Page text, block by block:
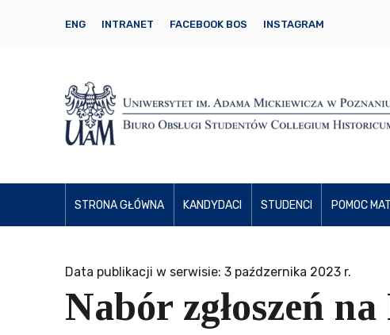
ENG INTRANET FACEBOOK BOS INSTAGRAM
STRONA GŁÓWNA KANDYDACI STUDENCI POMOC
Data publikacji w serwisie: 3 paźdzernika 2023 r.
Nabór zgłoszeń